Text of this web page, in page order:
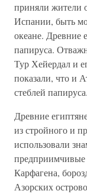
приняли жители
Испании, быть
океане. Древние
папируса.
Тур Хейердал и
показали, что и
стеблей папируса.
Древние
из стройного и
использовали
Карфагена,
Азорских